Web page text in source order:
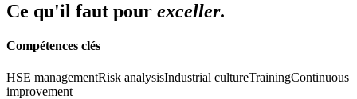
Ce qu'il faut pour exceller.
Compétences clés
HSE managementRisk analysisIndustrial cultureTrainingContinuous
improvement